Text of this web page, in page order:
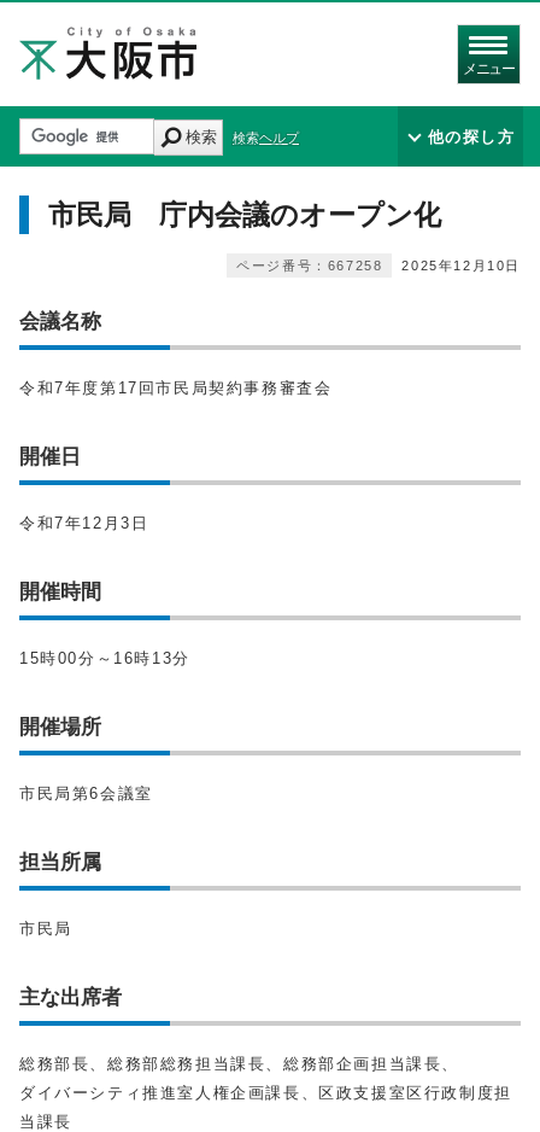
メニュー
検索 検索ヘルプ 他の探し方
市民局 庁内会議のオープン化
2025年12月10日
ページ番号：667258
会議名称
令和7年度第17回市民局契約事務審査会
開催日
令和7年12月3日
開催時間
15時00分～16時13分
開催場所
市民局第6会議室
担当所属
市民局
主な出席者
総務部長、総務部総務担当課長、総務部企画担当課長、
ダイバーシティ推進室人権企画課長、区政支援室区行政制度担
当課長